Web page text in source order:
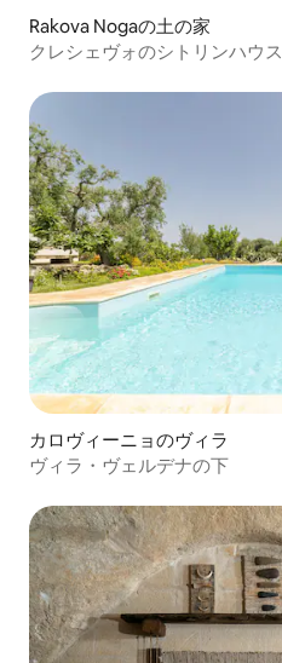
Rakova Nogaの土の家
クレシェヴォのシトリンハウス
カロヴィーニョのヴィラ
ヴィラ・ヴェルデナの下